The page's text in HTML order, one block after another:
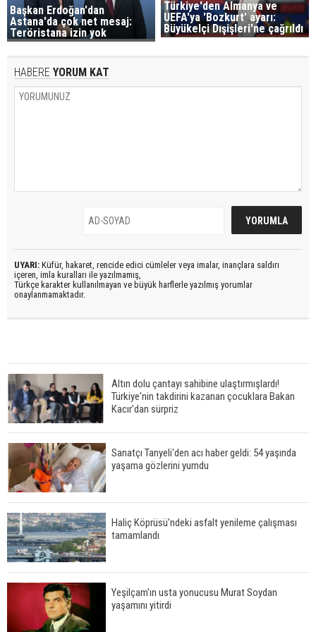
Başkan Erdoğan'dan
Astana'da çok net mesaj:
Teröristana izin yok
Türkiye'den Almanya ve
UEFA'ya 'Bozkurt' ayarı:
Büyükelçi Dışişleri'ne çağrıldı
HABERE YORUM KAT
UYARI: Küfür, hakaret, rencide edici cümleler veya imalar, inançlara saldırı
içeren, imla kuralları ile yazılmamış,
Türkçe karakter kullanılmayan ve büyük harflerle yazılmış yorumlar
onaylanmamaktadır.
Altın dolu çantayı sahibine ulaştırmışlardı!
Türkiye'nin takdirini kazanan çocuklara Bakan
Kacır'dan sürpriz
Sanatçı Tanyeli'den acı haber geldi: 54 yaşında
yaşama gözlerini yumdu
Haliç Köprüsü'ndeki asfalt yenileme çalışması
tamamlandı
Yeşilçam'ın usta yonucusu Murat Soydan
yaşamını yitirdi